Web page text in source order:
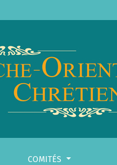
COMITÉS